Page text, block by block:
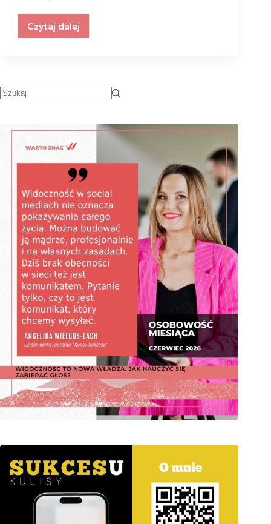
Czytaj dalej
Konferencja
Power&Love
już